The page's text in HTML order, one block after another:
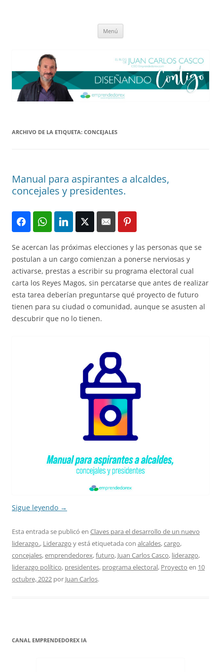
Menú
ARCHIVO DE LA ETIQUETA: CONCEJALES
Manual para aspirantes a alcaldes,
concejales y presidentes.
Se acercan las próximas elecciones y las personas que se
postulan a un cargo comienzan a ponerse nerviosas y
activarse, prestas a escribir su programa electoral cual
carta los Reyes Magos, sin percatarse que antes de realizar
esta tarea deberían preguntarse qué proyecto de futuro
tienen para su ciudad o comunidad, aunque se asusten al
descubrir que no lo tienen.
Sigue leyendo →
Esta entrada se publicó en Claves para el desarrollo de un nuevo
liderazgo., Liderazgo y está etiquetada con alcaldes,cargo,
concejales,emprendedorex,futuro, Juan Carlos Casco, liderazgo,
liderazgo político, presidentes, programa electoral, Proyecto en 10
octubre, 2022 por Juan Carlos.
CANAL EMPRENDEDOREX IA